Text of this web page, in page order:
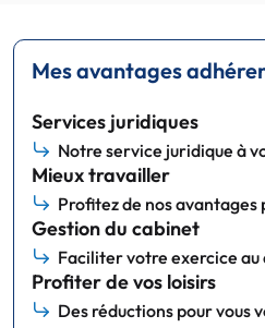
Mes avantages
Services juridiques
Notre service juridique à
Mieux travailler
Profitez de nos avantages
Gestion du cabinet
Faciliter votre exercice au
Profiter de vos loisirs
Des réductions pour vous